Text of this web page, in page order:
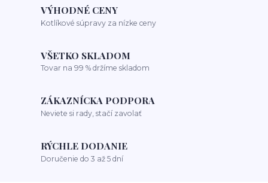
VÝHODNÉ CENY
Kotlíkové súpravy za nízke ceny
VŠETKO SKLADOM
Tovar na 99 % držíme skladom
ZÁKAZNÍCKA PODPORA
Neviete si rady, stačí zavolať
RÝCHLE DODANIE
Doručenie do 3 až 5 dní